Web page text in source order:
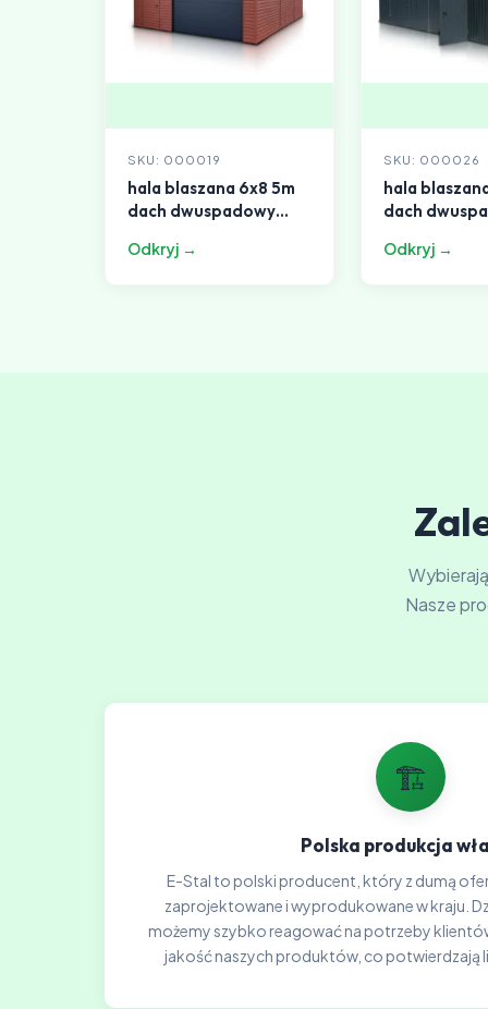
SKU: 000019
hala blaszana 6x8 5m
dach dwuspadowy
Odkryj →
SKU: 000026
hala
dach
Odkryj →
Nasze
🏗️
Polska produkcja
E-Stal to polski producent, który z dumą
zaprojektowane i wyprodukowane w kraju.
możemy szybko reagować na potrzeby
jakość naszych produktów, co potwierdzają